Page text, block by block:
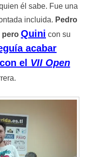
él sabe. Fue una
incluida. Pedro
pero Quini con su
acabar
el VII Open